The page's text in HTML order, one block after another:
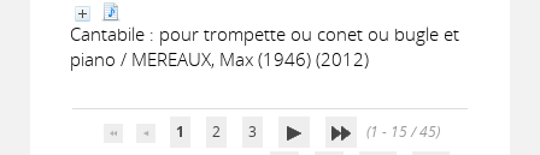
Cantabile : pour trompette ou conet ou bugle et
piano / MEREAUX, Max (1946) (2012)
1 2 3
(1 - 15 / 45)